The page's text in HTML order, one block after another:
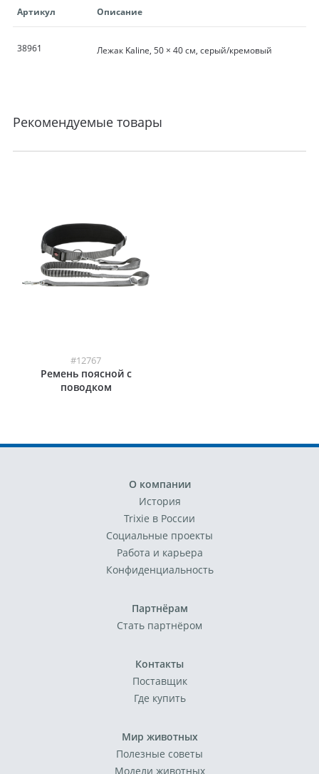
Артикул Описание
38961 Лежак Kaline, 50 × 40 см, серый/кремовый
Рекомендуемые товары
#12767
Ремень поясной с
поводком
О компании
История
Trixie в России
Социальные проекты
Работа и карьера
Конфиденциальность
Партнёрам
Стать партнёром
Контакты
Поставщик
Где купить
Мир животных
Полезные советы
Модели животных